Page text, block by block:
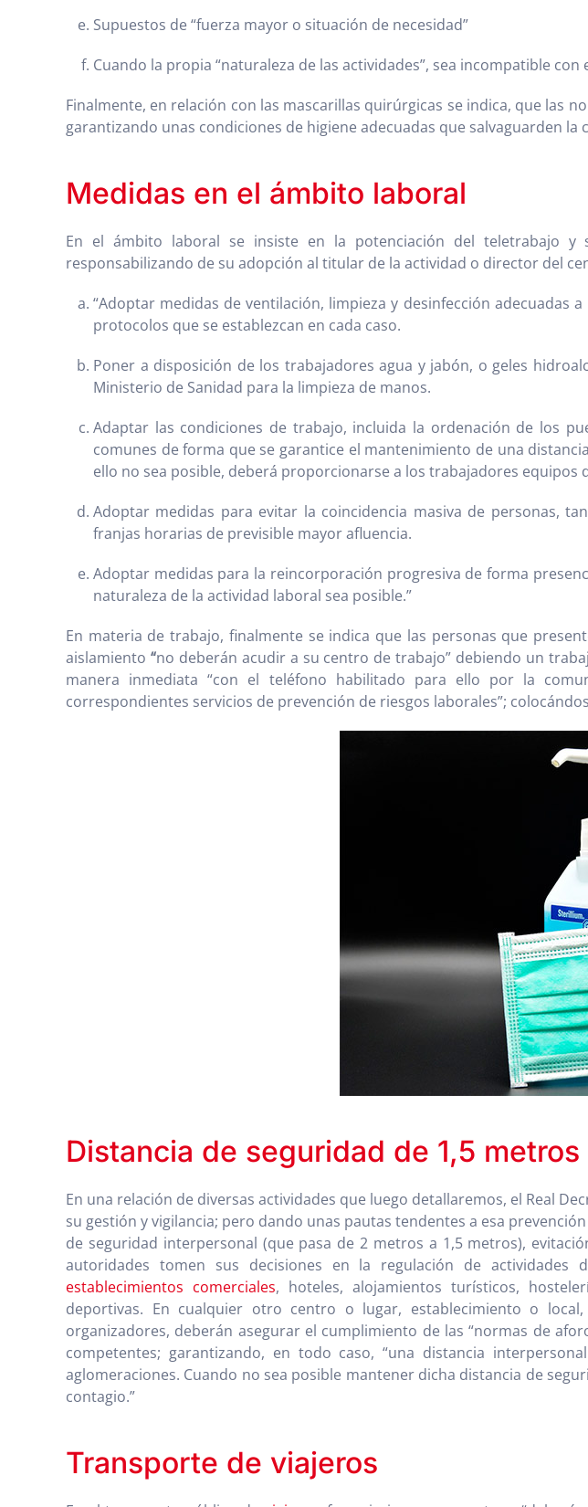
Supuestos de “fuerza mayor o situación de necesidad”
Cuando la propia “naturaleza de las actividades”, sea incompatible
Finalmente, en relación con las mascarillas quirúrgicas se indica, que las
garantizando unas condiciones de higiene adecuadas que salvaguarden la
Medidas en el ámbito laboral
En el ámbito laboral se insiste en la potenciación del teletrabajo
responsabilizando de su adopción al titular de la actividad o director del
“Adoptar medidas de ventilación, limpieza y desinfección
protocolos que se establezcan en cada caso.
Poner a disposición de los trabajadores agua y jabón, o geles
Ministerio de Sanidad para la limpieza de manos.
Adaptar las condiciones de trabajo, incluida la ordenación de los
comunes de forma que se garantice el mantenimiento de una
ello no sea posible, deberá proporcionarse a los trabajadores equipos
Adoptar medidas para evitar la coincidencia masiva de personas,
franjas horarias de previsible mayor afluencia.
Adoptar medidas para la reincorporación progresiva de forma
naturaleza de la actividad laboral sea posible.”
En materia de trabajo, finalmente se indica que las personas que
aislamiento “no deberán acudir a su centro de trabajo” debiendo un
manera inmediata “con el teléfono habilitado para ello por la
correspondientes servicios de prevención de riesgos laborales”;
Distancia de seguridad de 1,5
En una relación de diversas actividades que luego detallaremos, el Real
su gestión y vigilancia; pero dando unas pautas tendentes a esa
de seguridad interpersonal (que pasa de 2 metros a 1,5 metros),
autoridades tomen sus decisiones en la regulación de actividades
establecimientos comerciales, hoteles, alojamientos turísticos,
deportivas. En cualquier otro centro o lugar, establecimiento o
organizadores, deberán asegurar el cumplimiento de las “normas de
competentes; garantizando, en todo caso, “una distancia
aglomeraciones. Cuando no sea posible mantener dicha distancia de
contagio.”
Transporte de viajeros